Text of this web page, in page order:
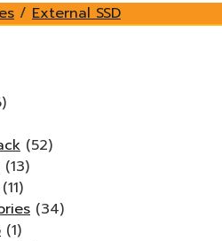
/ External SSD
(52)
(13)
(11)
(34)
(1)